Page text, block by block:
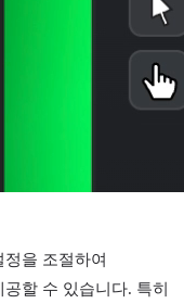
을 조절하여
할 수 있습니다. 특히